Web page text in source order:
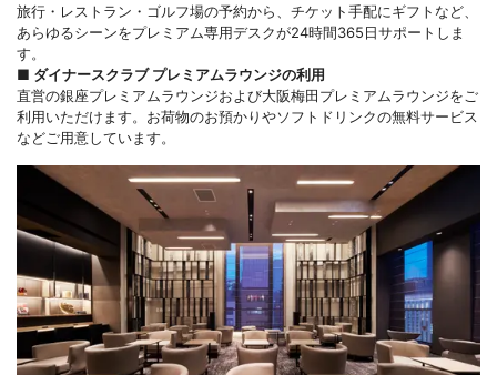
旅行・レストラン・ゴルフ場の予約から、チケット手配にギフトなど、
あらゆるシーンをプレミアム専用デスクが24時間365日サポートしま
す。
■ ダイナースクラブ プレミアムラウンジの利用
直営の銀座プレミアムラウンジおよび大阪梅田プレミアムラウンジをご
利用いただけます。お荷物のお預かりやソフトドリンクの無料サービス
などご用意しています。